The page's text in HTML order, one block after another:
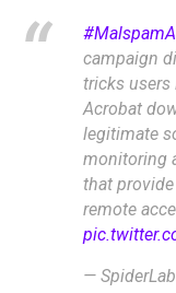
campaign
tricks
Acrobat
legitimate
monitoring
that
remote
—